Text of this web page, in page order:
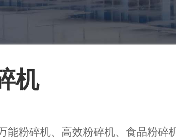
机
能粉碎机、高效粉碎机、食品粉碎